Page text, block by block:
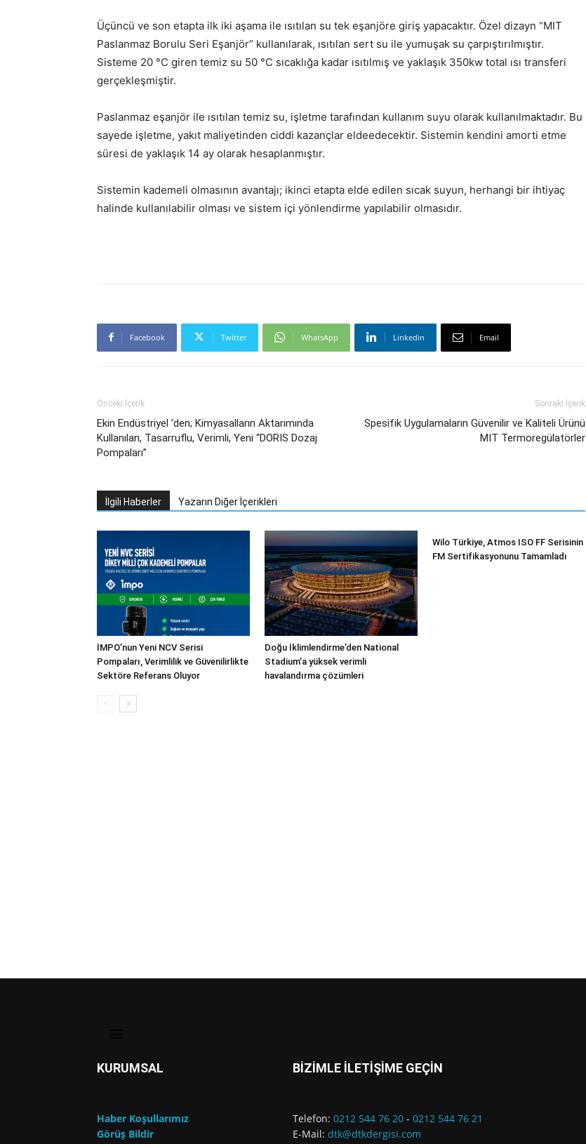
Üçüncü ve son etapta ilk iki aşama ile ısıtılan su tek eşanjöre giriş yapacaktır. Özel dizayn “MIT
Paslanmaz Borulu Seri Eşanjör” kullanılarak, ısıtılan sert su ile yumuşak su çarpıştırılmıştır.
Sisteme 20 °C giren temiz su 50 °C sıcaklığa kadar ısıtılmış ve yaklaşık 350kw total ısı transferi
gerçekleşmiştir.
Paslanmaz eşanjör ile ısıtılan temiz su, işletme tarafından kullanım suyu olarak kullanılmaktadır. Bu
sayede işletme, yakıt maliyetinden ciddi kazançlar eldeedecektir. Sistemin kendini amorti etme
süresi de yaklaşık 14 ay olarak hesaplanmıştır.
Sistemin kademeli olmasının avantajı; ikinci etapta elde edilen sıcak suyun, herhangi bir ihtiyaç
halinde kullanılabilir olması ve sistem içi yönlendirme yapılabilir olmasıdır.
Facebook Twitter WhatsApp Linkedin Email
Önceki İçerik
Ekin Endüstriyel ’den; Kimyasalların Aktarımında
Kullanılan, Tasarruflu, Verimli, Yeni “DORIS Dozaj
Pompaları”
Sonraki İçerik
Spesifik Uygulamaların Güvenilir ve Kaliteli Ürünü
MIT Termoregülatörler
İlgili Haberler Yazarın Diğer İçerikleri
İMPO’nun Yeni NCV Serisi
Pompaları, Verimlilik ve Güvenilirlikte
Sektöre Referans Oluyor
Doğu İklimlendirme’den National
Stadium’a yüksek verimli
havalandırma çözümleri
Wilo Türkiye, Atmos ISO FF Serisinin
FM Sertifikasyonunu Tamamladı
KURUMSAL
Haber Koşullarımız
Görüş Bildir
BİZİMLE İLETİŞİME GEÇİN
Telefon: 0212 544 76 20 - 0212 544 76 21
E-Mail: dtk@dtkdergisi.com